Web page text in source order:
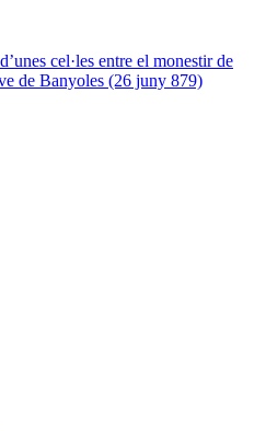
cel·les entre el monestir de
de Banyoles (26 juny 879)